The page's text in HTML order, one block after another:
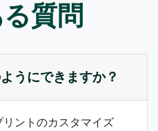
質問
うにできますか？
リントのカスタマイズ